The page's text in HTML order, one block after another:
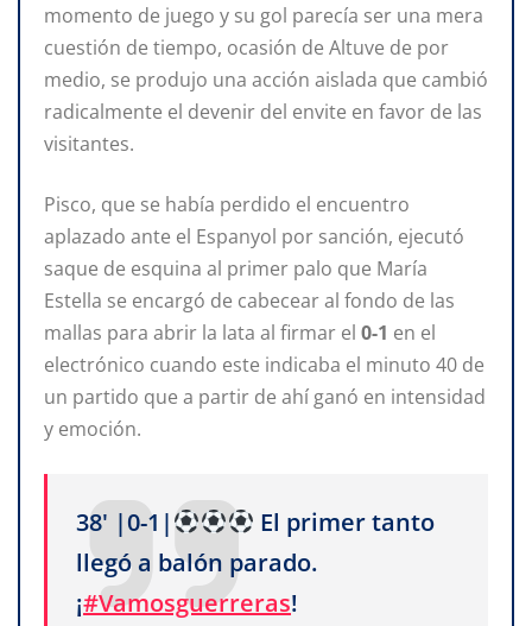
momento de juego y su gol parecía ser una mera
cuestión de tiempo, ocasión de Altuve de por
medio, se produjo una acción aislada que cambió
radicalmente el devenir del envite en favor de las
visitantes.
Pisco, que se había perdido el encuentro
aplazado ante el Espanyol por sanción, ejecutó
saque de esquina al primer palo que María
Estella se encargó de cabecear al fondo de las
mallas para abrir la lata al firmar el 0-1 en el
electrónico cuando este indicaba el minuto 40 de
un partido que a partir de ahí ganó en intensidad
y emoción.
38' |0-1|
El primer tanto
llegó a balón parado.
¡#Vamosguerreras!